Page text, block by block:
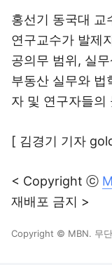
홍선기 동국대 교
연구교수가 발제
공의무 범위, 실
부동산 실무와 법
자 및 연구자들의
[ 김경기 기자
< Copyright ⓒ
재배포 금지 >
Copyright © MBN. 무단